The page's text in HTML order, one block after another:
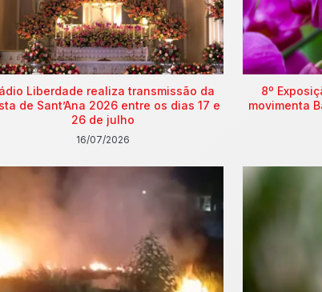
Liberdade realiza transmissão da
de Sant’Ana 2026 entre os dias 17 e
26 de julho
16/07/2026
8º
movimenta